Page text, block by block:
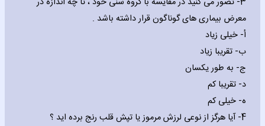
معرض بیماری های گوناگون قرار داشته باشد .
‌أ- خیلی زیاد
‌ب- تقریبا زیاد
‌ج- به طور یکسان
‌د- تقریبا کم
‌ه- خیلی کم
4- آیا هرگز از نوعی لرزش مرموز یا تپش قلب رنج برده اید ؟